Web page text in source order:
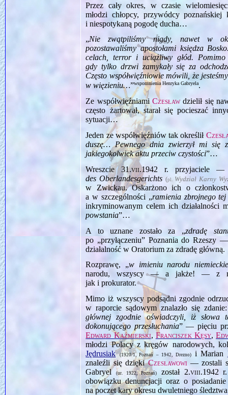
Przez cały okres, w czasie
młodzi chłopcy, przywódcy
i niespotykaną pogodę ducha…
„Nie zwątpiliśmy nigdy, nawet w
pozostawaliśmy apostołami księdza
celach, terror i uciążliwy głód. Pomimo
gdy tylko drzwi zamykały się za
Często współwięźniowie mówili, że
w więzieniu…”wspomnienia Henryka Gabryela.
Ze współwięźniamiCzesławdzielił się
często żartował, starał się pocieszać
sytuacji…
Jeden ze współwięźniów tak określił
duszę… Pewnego dnia zwierzył mi się
jakiegokolwiek aktu przeciw czystości”…
Wreszcie31.vii.1942 r. przyjaciele
des Oberlandesgerichts (pl. Wydział Karny
w Zwickau. Oskarżono ich o
a w szczególności „ramienia zbrojnego
inkryminowanym celem ich działalności
powstania”…
A to uznane zostało za „zdradę
po „przyłączeniu” Poznania do Rzeszy
działalność w Oratorium za zdradę główną.
Rozprawę, „w imieniu narodu
narodu, wszyscy — a jakże! — z
jak i prokurator.
Mimo iż wszyscy podsądni zgodnie
w raporcie sądowym znalazło się
głównej zgodnie oświadczyli, iż słowa
dokonującego przesłuchania” — pięciu
Edward Kaźmierski, Franciszek Kęsy,
młodzi Polacy z kręgów narodowych,
Jędrusiak
(1920/1, Poznań – 1942, Drezno)i Marian
znaleźli się dziękiCzesławowi— zostali
Gabryel(ur. 1922, Poznań)został 2.viii.1942
obowiązku denuncjacji oraz o
na poczet kary okresu dwuletniego